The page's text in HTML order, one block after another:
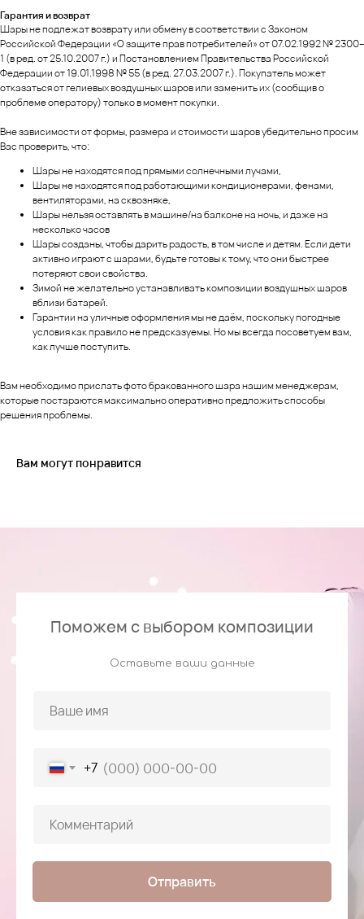
Гарантия и возврат
Шары не подлежат возврату или обмену в соответствии с Законом
Российской Федерации «О защите прав потребителей» от 07.02.1992 № 2300–
1 (в ред. от 25.10.2007 г.) и Постановлением Правительства Российской
Федерации от 19.01.1998 № 55 (в ред. 27.03.2007 г.). Покупатель может
отказаться от гелиевых воздушных шаров или заменить их (сообщив о
проблеме оператору) только в момент покупки.
Вне зависимости от формы, размера и стоимости шаров убедительно просим
Вас проверить, что:
Шары не находятся под прямыми солнечными лучами,
Шары не находятся под работающими кондиционерами, фенами,
вентиляторами, на сквозняке,
Шары нельзя оставлять в машине/на балконе на ночь, и даже на
несколько часов
Шары созданы, чтобы дарить радость, в том числе и детям. Если дети
активно играют с шарами, будьте готовы к тому, что они быстрее
потеряют свои свойства.
Зимой не желательно устанавливать композиции воздушных шаров
вблизи батарей.
Гарантии на уличные оформления мы не даём, поскольку погодные
условия как правило не предсказуемы. Но мы всегда посоветуем вам,
как лучше поступить.
Вам необходимо прислать фото бракованного шара нашим менеджерам,
которые постараются максимально оперативно предложить способы
решения проблемы.
Вам могут понравится
Поможем с выбором композиции
Оставьте ваши данные
+7
Отправить